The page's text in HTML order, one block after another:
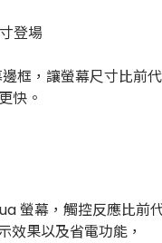
，讓螢幕尺寸比前
快。
幕，觸控反應比前
果以及省電功能，